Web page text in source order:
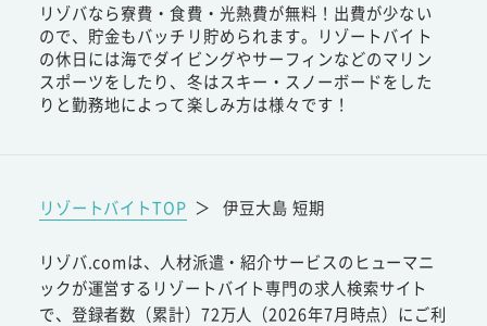
リゾバなら寮費・食費・光熱費が無料！出費が少ない
ので、貯金もバッチリ貯められます。リゾートバイト
の休日には海でダイビングやサーフィンなどのマリン
スポーツをしたり、冬はスキー・スノーボードをした
りと勤務地によって楽しみ方は様々です！
リゾートバイトTOP ＞ 伊豆大島 短期
リゾバ.comは、人材派遣・紹介サービスのヒューマニ
ックが運営するリゾートバイト専門の求人検索サイト
で、登録者数（累計）72万人（2026年7月時点）にご利